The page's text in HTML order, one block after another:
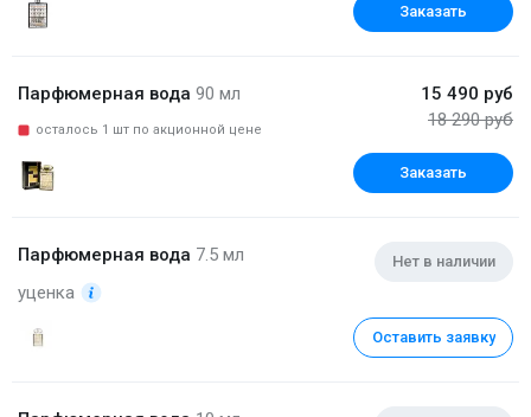
Заказать
Парфюмерная вода 90 мл
осталось 1 шт по акционной цене
15 490 руб
18 290 руб
Заказать
Парфюмерная вода 7.5 мл
уценка
Нет в наличии
Оставить заявку